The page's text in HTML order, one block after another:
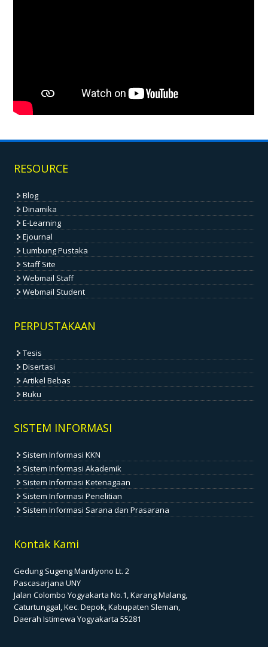
RESOURCE
Blog
Dinamika
E-Learning
Ejournal
Lumbung Pustaka
Staff Site
Webmail Staff
Webmail Student
PERPUSTAKAAN
Tesis
Disertasi
Artikel Bebas
Buku
SISTEM INFORMASI
Sistem Informasi KKN
Sistem Informasi Akademik
Sistem Informasi Ketenagaan
Sistem Informasi Penelitian
Sistem Informasi Sarana dan Prasarana
Kontak Kami
Gedung Sugeng Mardiyono Lt. 2
Pascasarjana UNY
Jalan Colombo Yogyakarta No.1, Karang Malang,
Caturtunggal, Kec. Depok, Kabupaten Sleman,
Daerah Istimewa Yogyakarta 55281